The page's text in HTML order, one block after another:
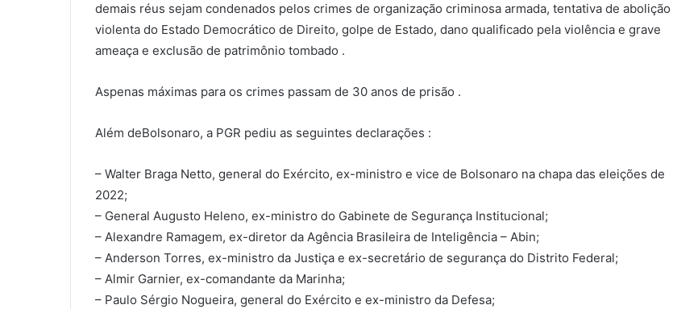
demais réus sejam condenados pelos crimes de organização criminosa armada, tentativa de abolição
violenta do Estado Democrático de Direito, golpe de Estado, dano qualificado pela violência e grave
ameaça e exclusão de patrimônio tombado .
Aspenas máximas para os crimes passam de 30 anos de prisão .
Além deBolsonaro, a PGR pediu as seguintes declarações :
– Walter Braga Netto, general do Exército, ex-ministro e vice de Bolsonaro na chapa das eleições de
2022;
– General Augusto Heleno, ex-ministro do Gabinete de Segurança Institucional;
– Alexandre Ramagem, ex-diretor da Agência Brasileira de Inteligência – Abin;
– Anderson Torres, ex-ministro da Justiça e ex-secretário de segurança do Distrito Federal;
– Almir Garnier, ex-comandante da Marinha;
– Paulo Sérgio Nogueira, general do Exército e ex-ministro da Defesa;